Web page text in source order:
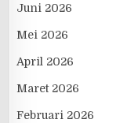
Juni 2026
Mei 2026
April 2026
Maret 2026
Februari 2026